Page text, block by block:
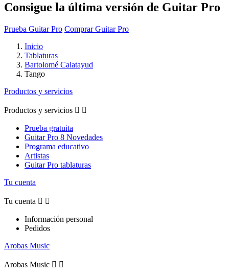
Consigue la última versión de Guitar Pro
Prueba Guitar Pro Comprar Guitar Pro
Inicio
Tablaturas
Bartolomé Calatayud
Tango
Productos y servicios
Productos y servicios  
Prueba gratuita
Guitar Pro 8 Novedades
Programa educativo
Artistas
Guitar Pro tablaturas
Tu cuenta
Tu cuenta  
Información personal
Pedidos
Arobas Music
Arobas Music  